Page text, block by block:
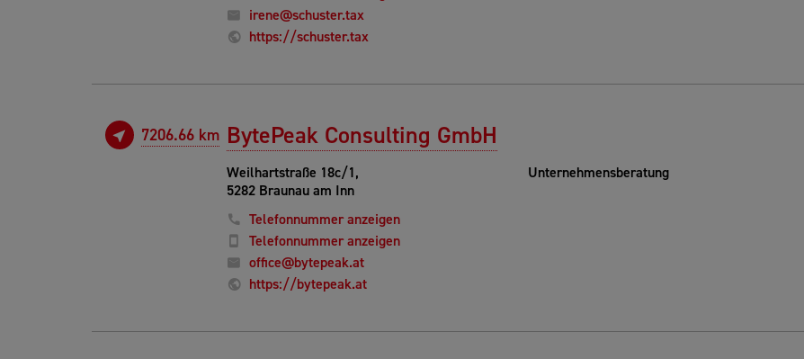
irene@schuster.tax
https://schuster.tax
7206.66 km BytePeak Consulting GmbH
Weilhartstraße 18c/1,
5282 Braunau am Inn
Telefonnummer anzeigen
Telefonnummer anzeigen
office@bytepeak.at
https://bytepeak.at
Unternehmensberatung